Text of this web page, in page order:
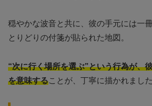
穏やかな波音と共に、彼の手元には一
とりどりの付箋が貼られた地図。
“次に行く場所を選ぶ”という行為が、
を意味することが、丁寧に描かれました